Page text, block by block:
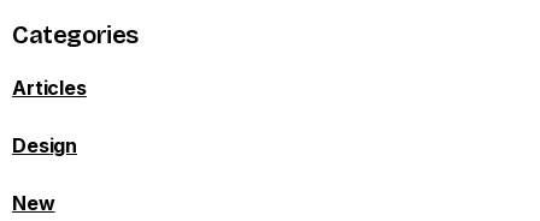
Categories
Articles
Design
New